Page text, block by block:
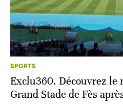
SPORTS
Exclu360. Découvrez le
Grand Stade de Fès